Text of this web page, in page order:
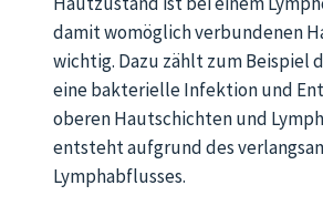
damit womöglich verbundenen
wichtig. Dazu zählt zum Beispiel
eine bakterielle Infektion und
oberen Hautschichten und
entsteht aufgrund des
Lymphabflusses.